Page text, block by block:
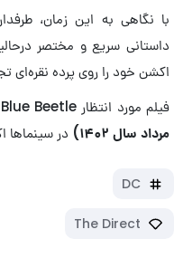
با نگاهی به این زمان،
داستانی سریع و مختصر
اکشن خود را روی پرده نقره‌ای
فیلم مورد انتظار Blue Beetle در تاریخ
مرداد سال ۱۴۰۲)
در سینماها
DC
The Direct